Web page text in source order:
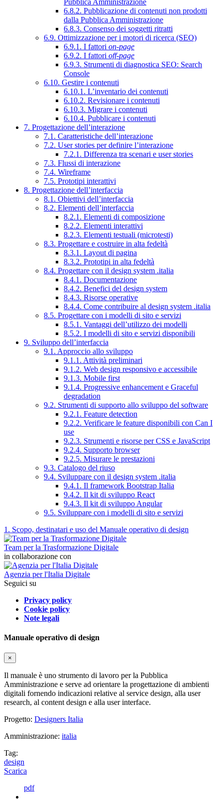
6.8.2. Pubblicazione di contenuti non prodotti
dalla Pubblica Amministrazione
6.8.3. Consenso dei soggetti ritratti
6.9. Ottimizzazione per i motori di ricerca (SEO)
6.9.1. I fattori on-page
6.9.2. I fattori off-page
6.9.3. Strumenti di diagnostica SEO: Search
Console
6.10. Gestire i contenuti
6.10.1. L’inventario dei contenuti
6.10.2. Revisionare i contenuti
6.10.3. Migrare i contenuti
6.10.4. Pubblicare i contenuti
7. Progettazione dell’interazione
7.1. Caratteristiche dell’interazione
7.2. User stories per definire l’interazione
7.2.1. Differenza tra scenari e user stories
7.3. Flussi di interazione
7.4. Wireframe
7.5. Prototipi interattivi
8. Progettazione dell’interfaccia
8.1. Obiettivi dell’interfaccia
8.2. Elementi dell’interfaccia
8.2.1. Elementi di composizione
8.2.2. Elementi interattivi
8.2.3. Elementi testuali (microtesti)
8.3. Progettare e costruire in alta fedeltà
8.3.1. Layout di pagina
8.3.2. Prototipi in alta fedeltà
8.4. Progettare con il design system .italia
8.4.1. Documentazione
8.4.2. Benefici del design system
8.4.3. Risorse operative
8.4.4. Come contribuire al design system .italia
8.5. Progettare con i modelli di sito e servizi
8.5.1. Vantaggi dell’utilizzo dei modelli
8.5.2. I modelli di sito e servizi disponibili
9. Sviluppo dell’interfaccia
9.1. Approccio allo sviluppo
9.1.1. Attività preliminari
9.1.2. Web design responsivo e accessibile
9.1.3. Mobile first
9.1.4. Progressive enhancement e Graceful
degradation
9.2. Strumenti di supporto allo sviluppo del software
9.2.1. Feature detection
9.2.2. Verificare le feature disponibili con Can I
use
9.2.3. Strumenti e risorse per CSS e JavaScript
9.2.4. Supporto browser
9.2.5. Misurare le prestazioni
9.3. Catalogo del riuso
9.4. Sviluppare con il design system .italia
9.4.1. Il framework Bootstrap Italia
9.4.2. Il kit di sviluppo React
9.4.3. Il kit di sviluppo Angular
9.5. Sviluppare con i modelli di sito e servizi
1. Scopo, destinatari e uso del Manuale operativo di design
Team per la Trasformazione Digitale
in collaborazione con
Agenzia per l'Italia Digitale
Seguici su
Privacy policy
Cookie policy
Note legali
Manuale operativo di design
×
Il manuale è uno strumento di lavoro per la Pubblica
Amministrazione e serve ad orientare la progettazione di ambienti
digitali fornendo indicazioni relative al service design, alla user
research, al content design e alla user interface.
Progetto: Designers Italia
Amministrazione: italia
Tag:
design
Scarica
pdf